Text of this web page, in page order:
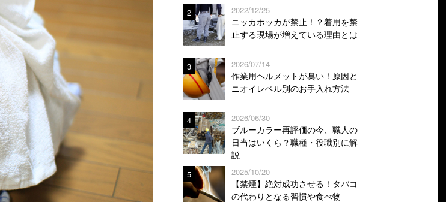
2 2022/12/25
ニッカポッカが禁止！？着用を禁
止する現場が増えている理由とは
3 2026/07/14
作業用ヘルメットが臭い！原因と
ニオイレベル別のお手入れ方法
4 2026/06/30
ブルーカラー再評価の今、職人の
日当はいくら？職種・役職別に解
説
5 2025/10/20
【禁煙】絶対成功させる！タバコ
の代わりとなる習慣や食べ物